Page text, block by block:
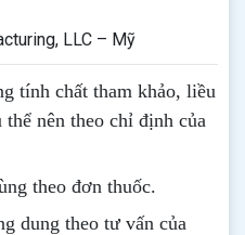
LLC – Mỹ
tính chất tham khảo, liều
nên theo chỉ định của
theo đơn thuốc.
dung theo tư vấn của